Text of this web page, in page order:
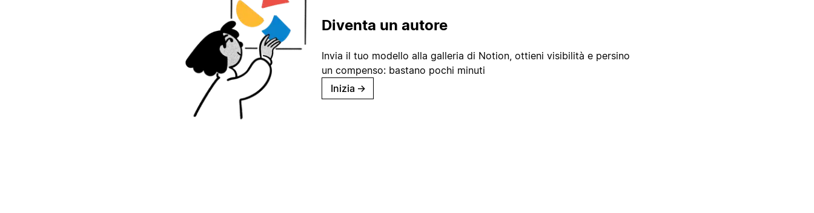
Diventa un autore
Invia il tuo modello alla galleria di Notion, ottieni visibilità e persino
un compenso: bastano pochi minuti
Inizia →